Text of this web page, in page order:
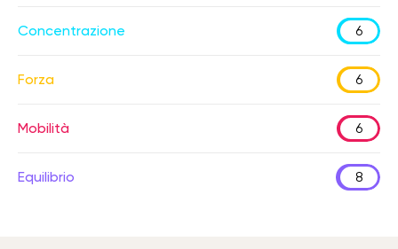
Concentrazione 6
Forza 6
Mobilità 6
Equilibrio 8